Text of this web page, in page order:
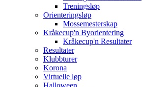
Treningsløp
Orienteringsløp
Mossemesterskap
Kråkecup'n Byorientering
Kråkecup'n Resultater
Resultater
Klubbturer
Korona
Virtuelle løp
Halloween